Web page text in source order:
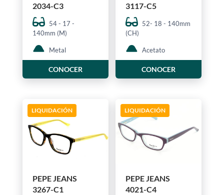
2034-C3
54 - 17 -
140mm (M)
Metal
CONOCER
3117-C5
52- 18 - 140mm
(CH)
Acetato
CONOCER
LIQUIDACIÓN
PEPE JEANS
3267-C1
LIQUIDACIÓN
PEPE JEANS
4021-C4